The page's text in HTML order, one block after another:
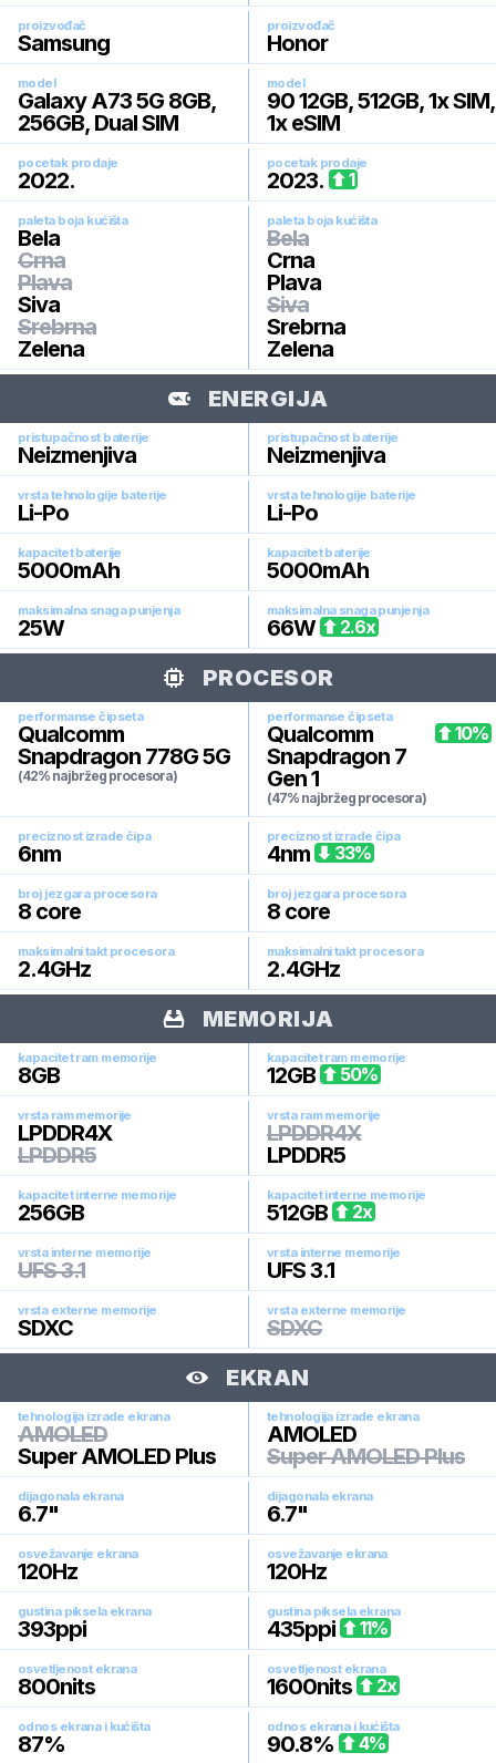
proizvođač
Samsung
proizvođač
Honor
model
Galaxy A73 5G 8GB,
256GB, Dual SIM
model
90 12GB, 512GB, 1x SIM,
1x eSIM
pocetak prodaje
2022.
pocetak prodaje
2023. 1
paleta boja kućišta
Bela
Crna
Plava
Siva
Srebrna
Zelena
paleta boja kućišta
Bela
Crna
Plava
Siva
Srebrna
Zelena
ENERGIJA
pristupačnost baterije
Neizmenjiva
pristupačnost baterije
Neizmenjiva
vrsta tehnologije baterije
Li-Po
vrsta tehnologije baterije
Li-Po
kapacitet baterije
5000mAh
kapacitet baterije
5000mAh
maksimalna snaga punjenja
25W
maksimalna snaga punjenja
66W 2.6x
PROCESOR
performanse čipseta
Qualcomm
Snapdragon 778G 5G
(42% najbržeg procesora)
performanse čipseta
Qualcomm
Snapdragon 7
Gen 1
(47% najbržeg procesora)
10%
preciznost izrade čipa
6nm
preciznost izrade čipa
4nm 33%
broj jezgara procesora
8 core
broj jezgara procesora
8 core
maksimalni takt procesora
2.4GHz
maksimalni takt procesora
2.4GHz
MEMORIJA
kapacitet ram memorije
8GB
kapacitet ram memorije
12GB 50%
vrsta ram memorije
LPDDR4X
LPDDR5
vrsta ram memorije
LPDDR4X
LPDDR5
kapacitet interne memorije
256GB
kapacitet interne memorije
512GB 2x
vrsta interne memorije
UFS 3.1
vrsta interne memorije
UFS 3.1
vrsta externe memorije
SDXC
vrsta externe memorije
SDXC
EKRAN
tehnologija izrade ekrana
AMOLED
Super AMOLED Plus
tehnologija izrade ekrana
AMOLED
Super AMOLED Plus
dijagonala ekrana
6.7"
dijagonala ekrana
6.7"
osvežavanje ekrana
120Hz
osvežavanje ekrana
120Hz
gustina piksela ekrana
393ppi
gustina piksela ekrana
435ppi 11%
osvetljenost ekrana
800nits
osvetljenost ekrana
1600nits 2x
odnos ekrana i kućišta
87%
odnos ekrana i kućišta
90.8% 4%